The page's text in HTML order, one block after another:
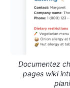
Documentez
pages wiki